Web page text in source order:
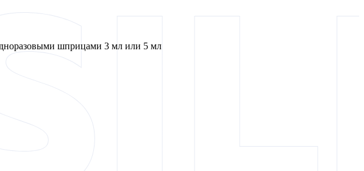
шприцами 3 мл или 5 мл